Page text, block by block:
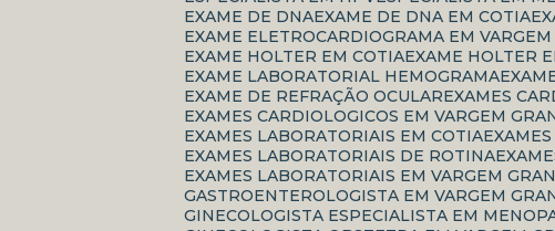
EXAME DE DNA EXAME DE DNA EM COTIA
EXAME ELETROCARDIOGRAMA EM
EXAME HOLTER EM COTIA EXAME HOLTER
EXAME LABORATORIAL HEMOGRAMA
EXAME DE REFRAÇÃO OCULAR
EXAMES
EXAMES CARDIOLOGICOS EM VARGEM
EXAMES LABORATORIAIS EM COTIA
EXAMES LABORATORIAIS DE ROTINA
EXAMES LABORATORIAIS EM VARGEM
GASTROENTEROLOGISTA EM VARGEM
GINECOLOGISTA ESPECIALISTA EM